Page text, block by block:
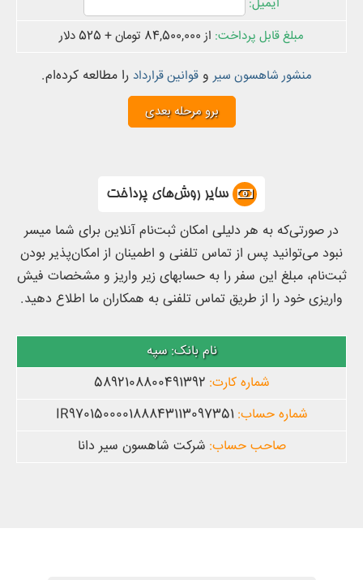
از 84,500,000 تومان + 525 دلار
منشور شاهسون سیرو قوانین قرارداد را مطالعه کرده‌ام.
سایر روش‌های پرداخت
در صورتی‌که به هر دلیلی امکان ثبت‌نام آنلاین برای شما میسر
نبود می‌توانید پس از تماس تلفنی و اطمینان از امکان‌پذیر بودن
ثبت‌نام، مبلغ این سفر را به حسابهای زیر واریز و مشخصات فیش
واریزی خود را از طریق تماس تلفنی به همکاران ما اطلاع دهید.
سپه
5892108800491392
IR970150000188843113097351
شرکت شاهسون سیر دانا